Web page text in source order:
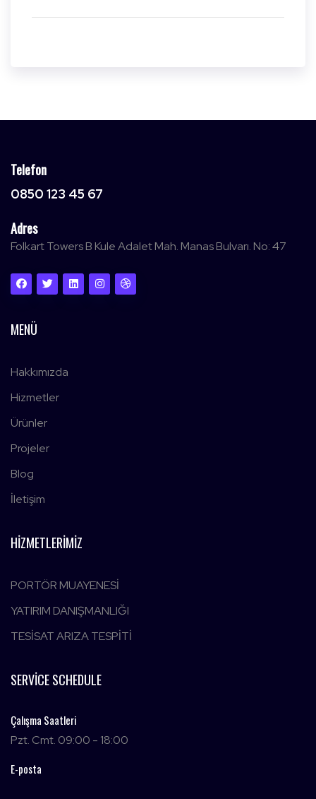
Telefon
0850 123 45 67
Adres
Folkart Towers B Kule Adalet Mah. Manas Bulvarı. No: 47
MENÜ
Hakkımızda
Hizmetler
Ürünler
Projeler
Blog
İletişim
HIZMETLERIMIZ
PORTÖR MUAYENESİ
YATIRIM DANIŞMANLIĞI
TESİSAT ARIZA TESPİTİ
SERVICE SCHEDULE
Çalışma Saatleri
Pzt. Cmt. 09:00 - 18:00
E-posta